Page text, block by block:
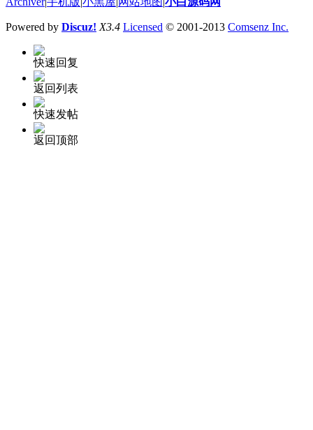
Powered by Discuz! X3.4 Licensed © 2001-2013 Comsenz Inc.
快速回复
返回列表
快速发帖
返回顶部